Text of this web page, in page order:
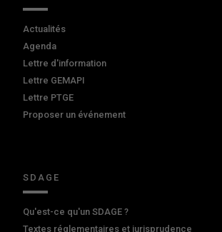
Actualités
Agenda
Lettre d'information
Lettre GEMAPI
Lettre PTGE
Proposer un événement
SDAGE
Qu'est-ce qu'un SDAGE ?
Textes réglementaires et jurisprudence